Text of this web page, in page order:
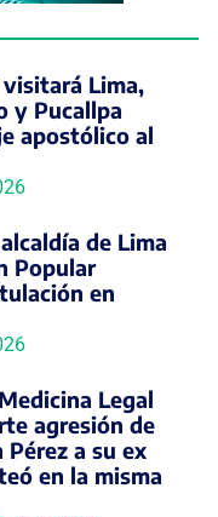
visitará Lima,
y Pucallpa
apostólico al
de Lima
Popular
en
Legal
agresión de
a su ex
en la misma